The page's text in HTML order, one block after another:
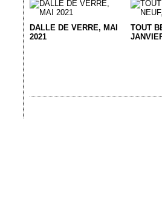
DALLE DE VERRE, MAI
2021
TOUT